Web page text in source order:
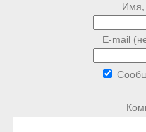
E-mail